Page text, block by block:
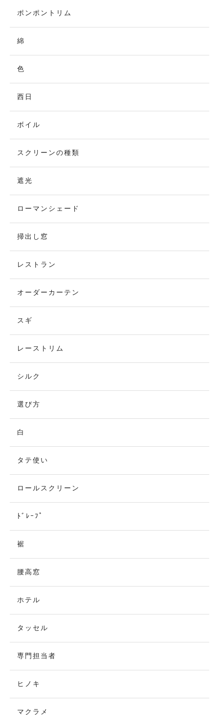
ポンポントリム
綿
色
西日
ボイル
スクリーンの種類
遮光
ローマンシェード
掃出し窓
レストラン
オーダーカーテン
スギ
レーストリム
シルク
選び方
白
タテ使い
ロールスクリーン
ﾄﾞﾚｰﾌﾟ
裾
腰高窓
ホテル
タッセル
専門担当者
ヒノキ
マクラメ